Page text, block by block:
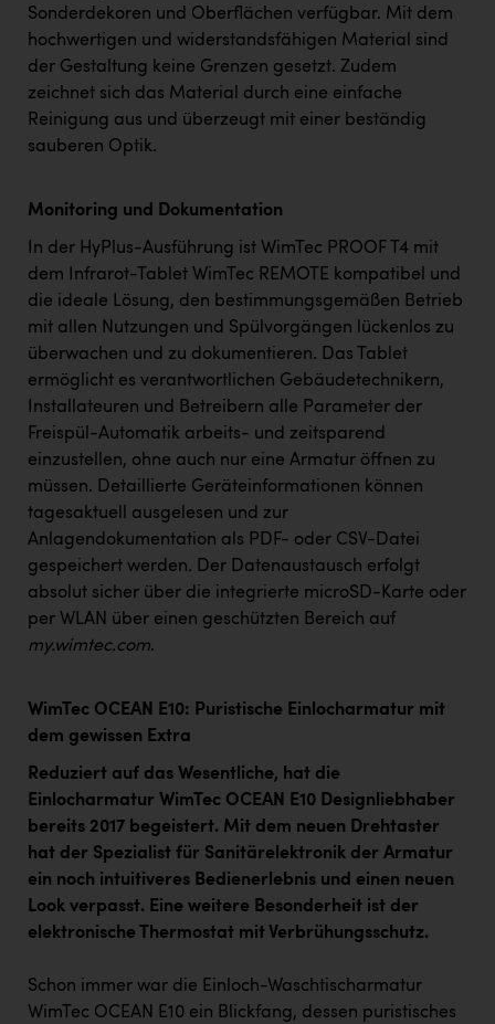
Sonderdekoren und Oberflächen verfügbar. Mit dem
hochwertigen und widerstandsfähigen Material sind
der Gestaltung keine Grenzen gesetzt. Zudem
zeichnet sich das Material durch eine einfache
Reinigung aus und überzeugt mit einer beständig
sauberen Optik.
Monitoring und Dokumentation
In der HyPlus-Ausführung ist WimTec PROOF T4 mit
dem Infrarot-Tablet WimTec REMOTE kompatibel und
die ideale Lösung, den bestimmungsgemäßen Betrieb
mit allen Nutzungen und Spülvorgängen lückenlos zu
überwachen und zu dokumentieren. Das Tablet
ermöglicht es verantwortlichen Gebäudetechnikern,
Installateuren und Betreibern alle Parameter der
Freispül-Automatik arbeits- und zeitsparend
einzustellen, ohne auch nur eine Armatur öffnen zu
müssen. Detaillierte Geräteinformationen können
tagesaktuell ausgelesen und zur
Anlagendokumentation als PDF- oder CSV-Datei
gespeichert werden. Der Datenaustausch erfolgt
absolut sicher über die integrierte microSD-Karte oder
per WLAN über einen geschützten Bereich auf
my.wimtec.com.
WimTec OCEAN E10: Puristische Einlocharmatur mit
dem gewissen Extra
Reduziert auf das Wesentliche, hat die
Einlocharmatur WimTec OCEAN E10 Designliebhaber
bereits 2017 begeistert. Mit dem neuen Drehtaster
hat der Spezialist für Sanitärelektronik der Armatur
ein noch intuitiveres Bedienerlebnis und einen neuen
Look verpasst. Eine weitere Besonderheit ist der
elektronische Thermostat mit Verbrühungsschutz.
Schon immer war die Einloch-Waschtischarmatur
WimTec OCEAN E10 ein Blickfang, dessen puristisches